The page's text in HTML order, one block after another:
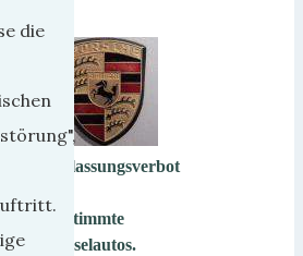
Zulassungsverbot
bestimmte
Dieselautos.
die